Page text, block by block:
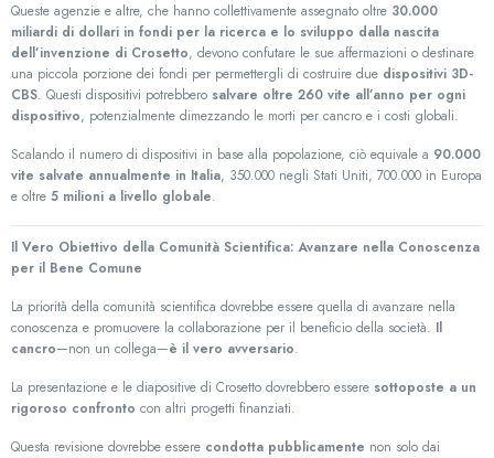
Queste agenzie e altre, che hanno collettivamente assegnato oltre 30.000
miliardi di dollari in fondi per la ricerca e lo sviluppo dalla nascita
dell’invenzione di Crosetto, devono confutare le sue affermazioni o destinare
una piccola porzione dei fondi per permettergli di costruire due dispositivi 3D-
CBS. Questi dispositivi potrebbero salvare oltre 260 vite all’anno per ogni
dispositivo, potenzialmente dimezzando le morti per cancro e i costi globali.
Scalando il numero di dispositivi in base alla popolazione, ciò equivale a 90.000
vite salvate annualmente in Italia, 350.000 negli Stati Uniti, 700.000 in Europa
e oltre 5 milioni a livello globale.
Il Vero Obiettivo della Comunità Scientifica: Avanzare nella Conoscenza
per il Bene Comune
La priorità della comunità scientifica dovrebbe essere quella di avanzare nella
conoscenza e promuovere la collaborazione per il beneficio della società. Il
cancro—non un collega—è il vero avversario.
La presentazione e le diapositive di Crosetto dovrebbero essere sottoposte a un
rigoroso confronto con altri progetti finanziati.
Questa revisione dovrebbe essere condotta pubblicamente non solo dai